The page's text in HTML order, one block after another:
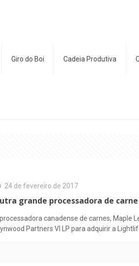
Giro do Boi Cadeia Produtiva
24 de fevereiro de 2017
grande processadora de
canadense de carnes, Maple
Partners VI LP para adquirir a